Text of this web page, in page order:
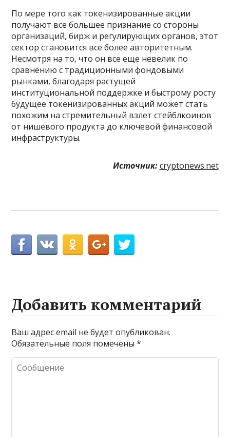
По мере того как токенизированные акции
получают все большее признание со стороны
организаций, бирж и регулирующих органов, этот
сектор становится все более авторитетным.
Несмотря на то, что он все еще невелик по
сравнению с традиционными фондовыми
рынками, благодаря растущей
институциональной поддержке и быстрому росту
будущее токенизированных акций может стать
похожим на стремительный взлет стейблкоинов
от нишевого продукта до ключевой финансовой
инфраструктуры.
Источник: cryptonews.net
Добавить комментарий
Ваш адрес email не будет опубликован.
Обязательные поля помечены*